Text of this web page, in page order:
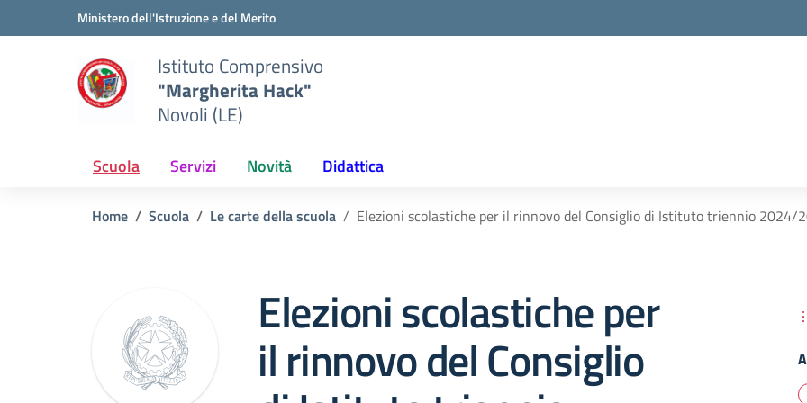
Vai ai contenuti
Vai al menu di navigazioneMinistero dell'Istruzione e del Merito
Istituto Comprensivo
"Margherita Hack"
Novoli (LE)
Scuola Servizi Novità Didattica
Home Scuola Le carte della scuola Elezioni scolastiche per il rinnovo del Consiglio di Istituto triennio 2024/
Elezioni scolastiche per
il rinnovo del Consiglio